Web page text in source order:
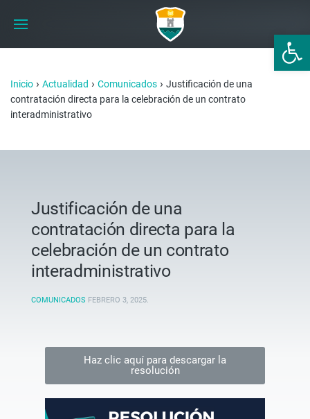
Abrir
Inicio › Actualidad › Comunicados › Justificación de una
contratación directa para la celebración de un contrato
interadministrativo
Justificación de una
contratación directa para la
celebración de un contrato
interadministrativo
COMUNICADOS FEBRERO 3, 2025.
Haz clic aquí para descargar la
resolución